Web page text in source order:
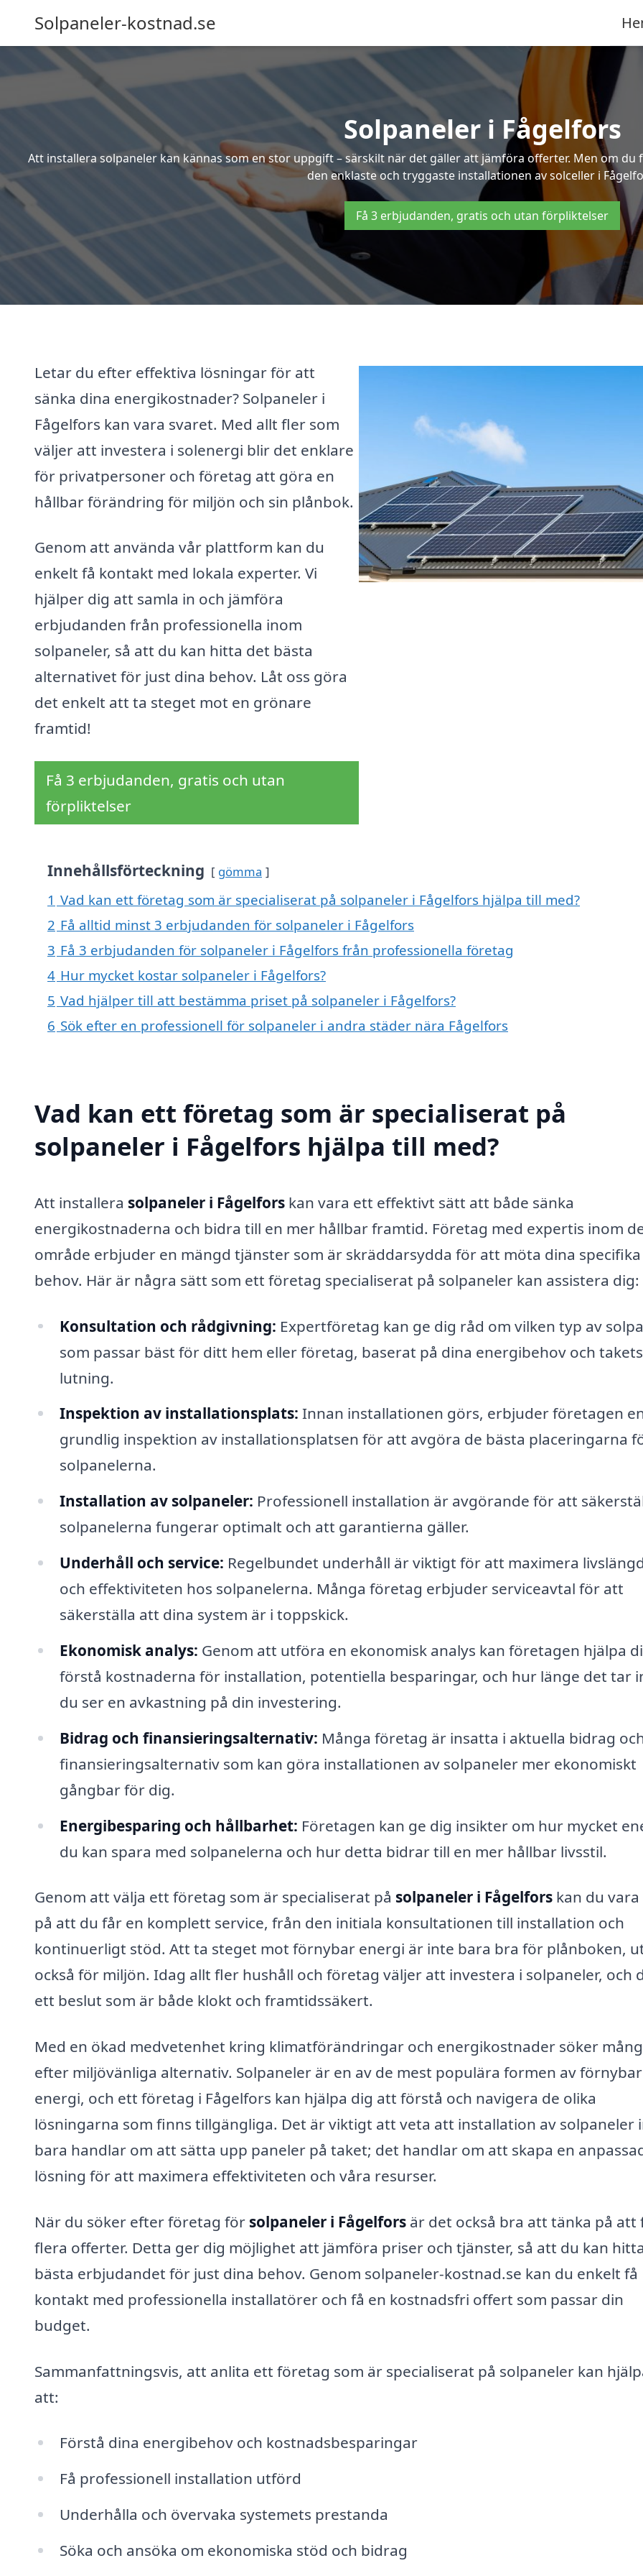
Solpaneler-kostnad.se
Solpaneler i Fågelfors
Att installera solpaneler kan kännas som en stor uppgift – särskilt när det gäller att jämföra offerter. Men om
den enklaste och tryggaste installationen av solceller i
Få 3 erbjudanden, gratis och utan förpliktelser
Letar du efter effektiva lösningar för att
sänka dina energikostnader? Solpaneler i
Fågelfors kan vara svaret. Med allt fler som
väljer att investera i solenergi blir det enklare
för privatpersoner och företag att göra en
hållbar förändring för miljön och sin plånbok.
Genom att använda vår plattform kan du
enkelt få kontakt med lokala experter. Vi
hjälper dig att samla in och jämföra
erbjudanden från professionella inom
solpaneler, så att du kan hitta det bästa
alternativet för just dina behov. Låt oss göra
det enkelt att ta steget mot en grönare
framtid!
Få 3 erbjudanden, gratis och utan
förpliktelser
Innehållsförteckning gömma
1 Vad kan ett företag som är specialiserat på solpaneler i Fågelfors hjälpa till med?
2 Få alltid minst 3 erbjudanden för solpaneler i Fågelfors
3 Få 3 erbjudanden för solpaneler i Fågelfors från professionella företag
4 Hur mycket kostar solpaneler i Fågelfors?
5 Vad hjälper till att bestämma priset på solpaneler i Fågelfors?
6 Sök efter en professionell för solpaneler i andra städer nära Fågelfors
Vad kan ett företag som är specialiserat på
solpaneler i Fågelfors hjälpa till med?
Att installera solpaneler i Fågelfors kan vara ett effektivt sätt att både sänka
energikostnaderna och bidra till en mer hållbar framtid. Företag med expertis inom
område erbjuder en mängd tjänster som är skräddarsydda för att möta dina specifika
behov. Här är några sätt som ett företag specialiserat på solpaneler kan assistera dig:
Konsultation och rådgivning: Expertföretag kan ge dig råd om vilken typ av
som passar bäst för ditt hem eller företag, baserat på dina energibehov och takets
lutning.
Inspektion av installationsplats: Innan installationen görs, erbjuder företagen
grundlig inspektion av installationsplatsen för att avgöra de bästa placeringarna
solpanelerna.
Installation av solpaneler: Professionell installation är avgörande för att
solpanelerna fungerar optimalt och att garantierna gäller.
Underhåll och service: Regelbundet underhåll är viktigt för att maximera
och effektiviteten hos solpanelerna. Många företag erbjuder serviceavtal för att
säkerställa att dina system är i toppskick.
Ekonomisk analys: Genom att utföra en ekonomisk analys kan företagen hjälpa
förstå kostnaderna för installation, potentiella besparingar, och hur länge det tar
du ser en avkastning på din investering.
Bidrag och finansieringsalternativ: Många företag är insatta i aktuella bidrag
finansieringsalternativ som kan göra installationen av solpaneler mer ekonomiskt
gångbar för dig.
Energibesparing och hållbarhet: Företagen kan ge dig insikter om hur mycket
du kan spara med solpanelerna och hur detta bidrar till en mer hållbar livsstil.
Genom att välja ett företag som är specialiserat på solpaneler i Fågelfors kan du
på att du får en komplett service, från den initiala konsultationen till installation och
kontinuerligt stöd. Att ta steget mot förnybar energi är inte bara bra för plånboken,
också för miljön. Idag allt fler hushåll och företag väljer att investera i solpaneler, och
ett beslut som är både klokt och framtidssäkert.
Med en ökad medvetenhet kring klimatförändringar och energikostnader söker
efter miljövänliga alternativ. Solpaneler är en av de mest populära formen av förnybar
energi, och ett företag i Fågelfors kan hjälpa dig att förstå och navigera de olika
lösningarna som finns tillgängliga. Det är viktigt att veta att installation av solpaneler
bara handlar om att sätta upp paneler på taket; det handlar om att skapa en
lösning för att maximera effektiviteten och våra resurser.
När du söker efter företag för solpaneler i Fågelfors är det också bra att tänka på att
flera offerter. Detta ger dig möjlighet att jämföra priser och tjänster, så att du kan
bästa erbjudandet för just dina behov. Genom solpaneler-kostnad.se kan du enkelt få
kontakt med professionella installatörer och få en kostnadsfri offert som passar din
budget.
Sammanfattningsvis, att anlita ett företag som är specialiserat på solpaneler kan
att:
Förstå dina energibehov och kostnadsbesparingar
Få professionell installation utförd
Underhålla och övervaka systemets prestanda
Söka och ansöka om ekonomiska stöd och bidrag